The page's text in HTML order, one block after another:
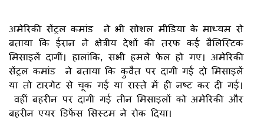
अमेरिकी सेंट्रल कमांड ने भी सोशल मीडिया के माध्यम से
बताया कि ईरान ने क्षेत्रीय देशों की तरफ कई बैलिस्टिक
मिसाइलें दागीं। हालांकि, सभी हमले फेल हो गए। अमेरिकी
सेंट्रल कमांड ने बताया कि कुवैत पर दागी गई दो मिसाइलें
या तो टारगेट से चूक गईं या रास्ते में ही नष्ट कर दी गईं।
वहीं बहरीन पर दागी गई तीन मिसाइलों को अमेरिकी और
बहरीन एयर डिफेंस सिस्टम ने रोक दिया।